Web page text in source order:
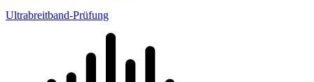
Ultrabreitband-Prüfung